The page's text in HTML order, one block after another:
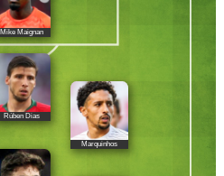
Mike Maignan
Rúben Dias
Marquinhos